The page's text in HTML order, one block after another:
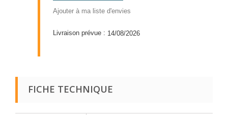
Ajouter à ma liste d'envies
Livraison prévue : 14/08/2026
FICHE TECHNIQUE